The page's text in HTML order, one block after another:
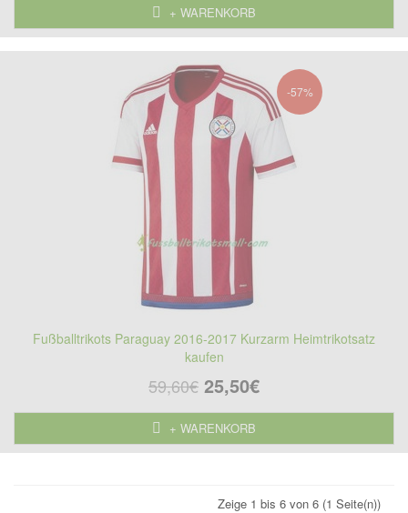
+ WARENKORB
-57%
Fußballtrikots Paraguay 2016-2017 Kurzarm Heimtrikotsatz
kaufen
59,60€ 25,50€
+ WARENKORB
Zeige 1 bis 6 von 6 (1 Seite(n))